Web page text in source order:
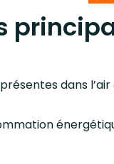
dans